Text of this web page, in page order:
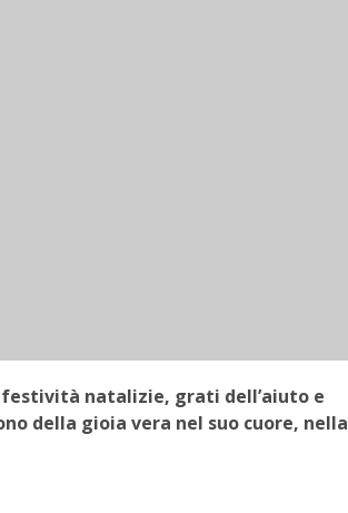
festività natalizie, grati dell’aiuto e
della gioia vera nel suo cuore, nella